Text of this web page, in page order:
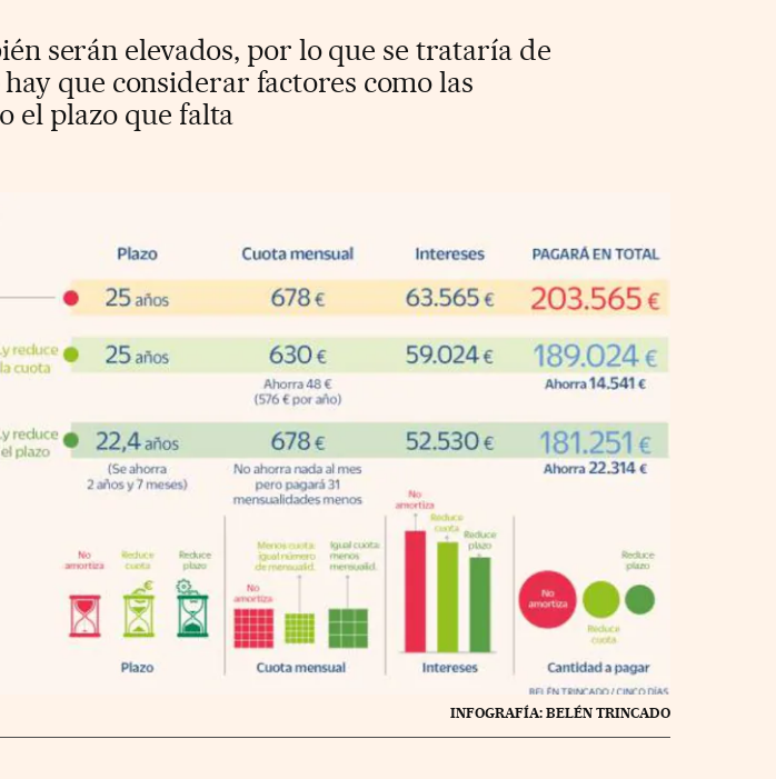
serán elevados, por lo que se trataría de
que considerar factores como las
el plazo que falta
INFOGRAFÍA: BELÉN TRINCADO